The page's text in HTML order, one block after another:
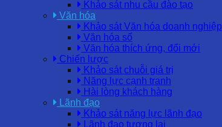
Khảo sát nhu cầu đào tạo
Văn hóa
Khảo sát Văn hóa doanh nghiệp
Văn hóa số
Văn hóa thích ứng, đổi mới
Chiến lược
Khảo sát chuỗi giá trị
Năng lực cạnh tranh
Hài lòng khách hàng
Lãnh đạo
Khảo sát năng lực lãnh đạo
Lãnh đạo tương lai